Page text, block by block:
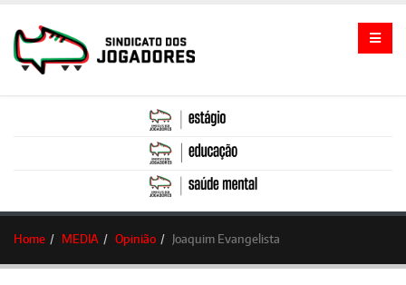
Home MEDIA Opinião Joaquim Evangelista